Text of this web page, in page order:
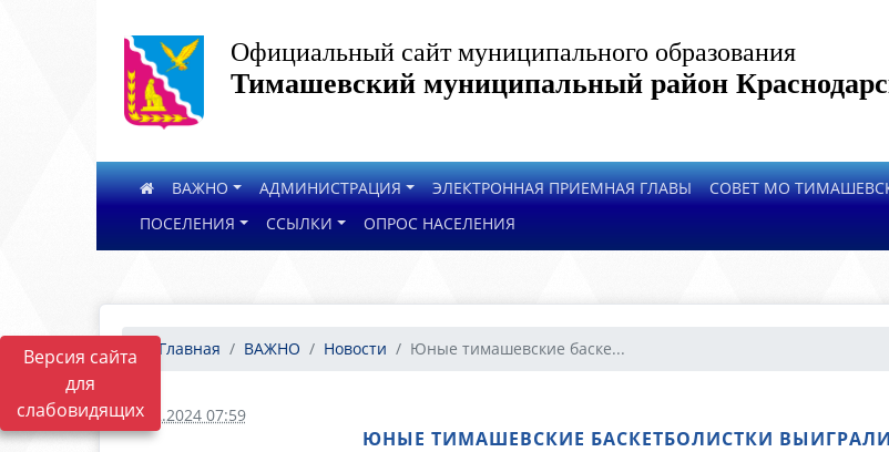
Версия сайта
для
слабовидящих
Официальный сайт муниципального образования
Тимашевский муниципальный район
ВАЖНО АДМИНИСТРАЦИЯ ЭЛЕКТРОННАЯ ПРИЕМНАЯ ГЛАВЫ СОВЕТ МО
ПОСЕЛЕНИЯ
ССЫЛКИ ОПРОС НАСЕЛЕНИЯ
Главная ВАЖНО Новости Юные тимашевские баске...
12.12.2024 07:59
ЮНЫЕ ТИМАШЕВСКИЕ БАСКЕТБОЛИСТКИ ВЫИГРАЛИ